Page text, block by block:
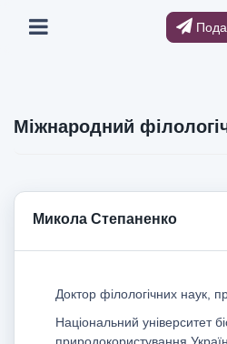
Міжнародний
Микола Степаненко
Доктор філологічних наук,
Національний університет
природокористування